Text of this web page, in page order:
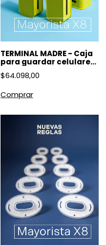
TERMINAL MADRE - Caja
para guardar celulares
- Mayoristas X8
$64.098,00
Comprar